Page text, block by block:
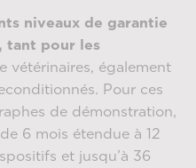
niveaux de garantie
tant pour les
vétérinaires, également
Pour ces
de démonstration,
6 mois étendue à 12
et jusqu’à 36